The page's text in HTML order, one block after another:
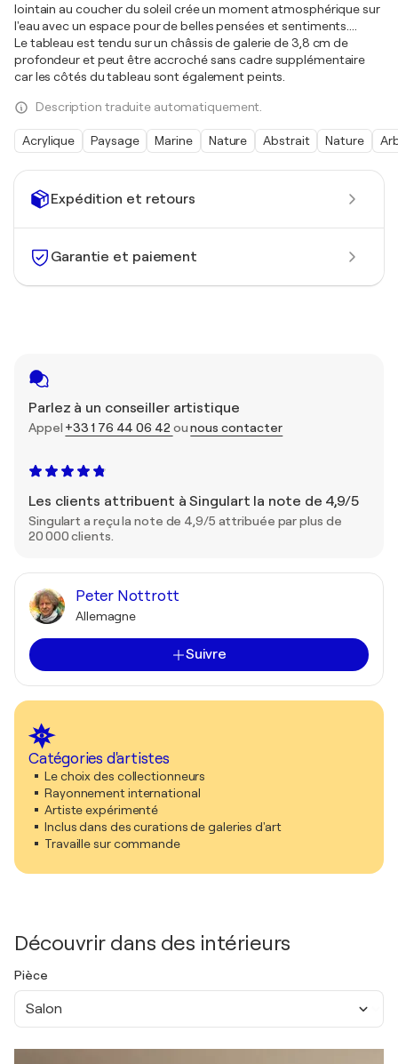
Expédition et retours
Garantie et paiement
Parlez à un conseiller artistique
Appel +33 1 76 44 06 42 ounous contacter
Les clients attribuent à Singulart la note de 4,9/5
Singulart a reçu la note de 4,9/5 attribuée par plus de
20 000 clients.
Peter Nottrott
Allemagne
Suivre
Catégories d'artistes
Le choix des collectionneurs
Rayonnement international
Artiste expérimenté
Inclus dans des curations de galeries d'art
Travaille sur commande
Découvrir dans des intérieurs
Pièce
Salon
lointain au coucher du soleil crée un moment atmosphérique sur
l'eau avec un espace pour de belles pensées et sentiments....
Le tableau est tendu sur un châssis de galerie de 3,8 cm de
profondeur et peut être accroché sans cadre supplémentaire
car les côtés du tableau sont également peints.
Description traduite automatiquement.
Acrylique Paysage Marine Nature Abstrait Nature